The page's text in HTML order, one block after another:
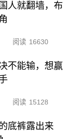
人就翻墙，布
阅读 16630
不能输，想赢
阅读 15128
底裤露出来